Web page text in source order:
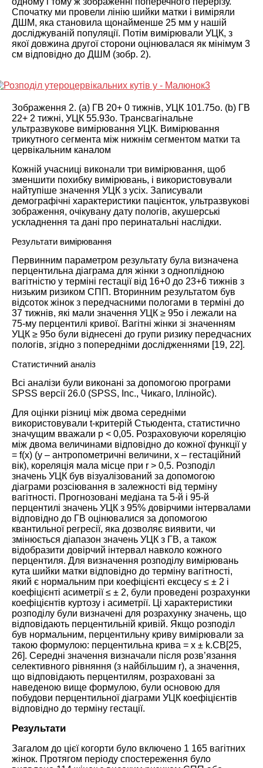
Спочатку ми провели лінію шийки матки і виміряли
ДШМ, яка становила щонайменше 25 мм у нашій
досліджуваній популяції. Потім вимірювали УЦК, з
якої довжина другої сторони оцінювалася як мінімум 3
см відповідно до ДШМ (зобр. 2).
Зображення 2. (a) ГВ 20+ 0 тижнів, УЦК 101.75o. (b) ГВ
22+ 2 тижні, УЦК 55.93o. Трансвагінальне
ультразвукове вимірювання УЦК. Вимірювання
трикутного сегмента між нижнім сегментом матки та
цервікальним каналом
Кожній учасниці виконали три вимірювання, щоб
зменшити похибку вимірювань, і використовували
найтупіше значення УЦК з усіх. Записували
демографічні характеристики пацієнток, ультразвукові
зображення, очікувану дату пологів, акушерські
ускладнення та дані про перинатальні наслідки.
Результати вимірювання
Первинним параметром результату була визначена
перцентильна діаграма для жінки з одноплідною
вагітністю у терміні гестації від 16+0 до 23+6 тижнів з
низьким ризиком СПП. Вторинним результатом був
відсоток жінок з передчасними пологами в терміні до
37 тижнів, які мали значення УЦК ≥ 95o і лежали на
75-му перцентилі кривої. Вагітні жінки зі значенням
УЦК ≥ 95о були віднесені до групи ризику передчасних
пологів, згідно з попередніми дослідженнями [19, 22].
Статистичний аналіз
Всі аналізи були виконані за допомогою програми
SPSS версії 26.0 (SPSS, Inc., Чикаго, Іллінойс).
Для оцінки різниці між двома середніми
використовували t-критерій Стьюдента, статистично
значущим вважали p < 0,05. Розраховуючи кореляцію
між двома величинами відповідно до кожної функції y
= f(x) (y – антропометричні величини, x – гестаційний
вік), кореляція мала місце при r > 0,5. Розподіл
значень УЦК був візуалізований за допомогою
діаграми розсіювання в залежності від терміну
вагітності. Прогнозовані медіана та 5-й і 95-й
перцентилі значень УЦК з 95% довірчими інтервалами
відповідно до ГВ оцінювалися за допомогою
квантильної регресії, яка дозволяє виявити, чи
змінюється діапазон значень УЦК з ГВ, а також
відобразити довірчий інтервал навколо кожного
перцентиля. Для визначення розподілу вимірювань
кута шийки матки відповідно до терміну вагітності,
який є нормальним при коефіцієнті ексцесу ≤ ± 2 і
коефіцієнті асиметрії ≤ ± 2, були проведені розрахунки
коефіцієнтів куртозу і асиметрії. Ці характеристики
розподілу були визначені для розрахунку значень, що
відповідають перцентильній кривій. Якщо розподіл
був нормальним, перцентильну криву вимірювали за
такою формулою: перцентильна крива = x ± k.СВ[25,
26]. Середні значення визначали після розв’язання
селективного рівняння (з найбільшим r), а значення,
що відповідають перцентилям, розраховані за
наведеною вище формулою, були основою для
побудови перцентильної діаграми УЦК коефіцієнтів
відповідно до терміну гестації.
Результати
Загалом до цієї когорти було включено 1 165 вагітних
жінок. Протягом періоду спостереження було